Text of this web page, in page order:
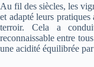
Au fil des siècles, les
et adapté leurs
terroir. Cela a
reconnaissable entre
une acidité équilibrée